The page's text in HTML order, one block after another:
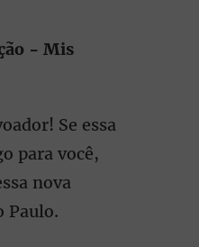
- Mis
Se essa
para você,
nova
Paulo.